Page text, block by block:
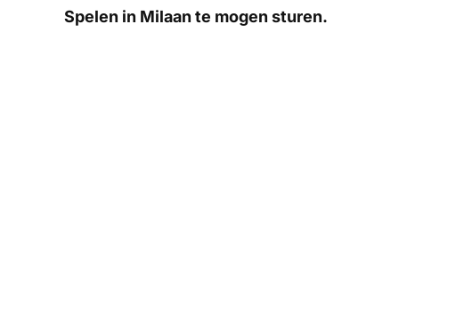
Spelen in Milaan te mogen sturen.